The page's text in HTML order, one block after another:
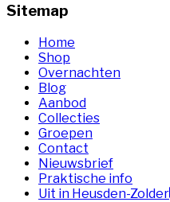
Sitemap
Home
Shop
Overnachten
Blog
Aanbod
Collecties
Groepen
Contact
Nieuwsbrief
Praktische info
Uit in Heusden-Zolder